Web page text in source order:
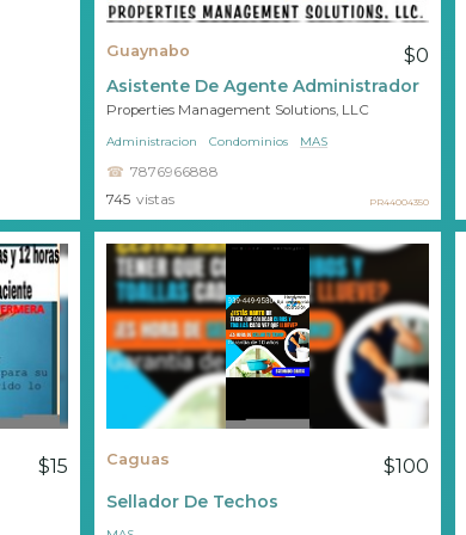
Guaynabo $0
Asistente De Agente Administrador
Properties Management Solutions, LLC
7876966888
Administracion Condominios MAS
745 vistas PR44004350
$15 Caguas $100
Sellador De Techos